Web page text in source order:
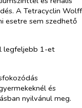
A Tetracyclin Wolff
esetre sem szedhető
legfeljebb 1-et
és
nyilvánul meg.